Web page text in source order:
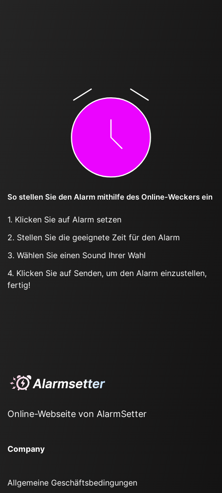
So stellen Sie den Alarm mithilfe des Online-Weckers ein
1. Klicken Sie auf Alarm setzen
2. Stellen Sie die geeignete Zeit für den Alarm
3. Wählen Sie einen Sound Ihrer Wahl
4. Klicken Sie auf Senden, um den Alarm einzustellen,
fertig!
Online-Webseite von AlarmSetter
Company
Allgemeine Geschäftsbedingungen